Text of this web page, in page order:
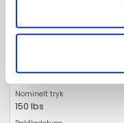
5"
150 lbs